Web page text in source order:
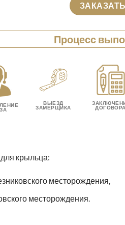
Процесс
ВЫЕЗД
ЗАМЕРЩИКА
ДОГОВОРА
крыльца:
месторождения,
месторождения.